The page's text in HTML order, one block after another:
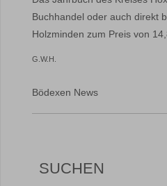
Buchhandel oder auch direkt
Holzminden zum Preis von
G.W.H.
Bödexen News
SUCHEN